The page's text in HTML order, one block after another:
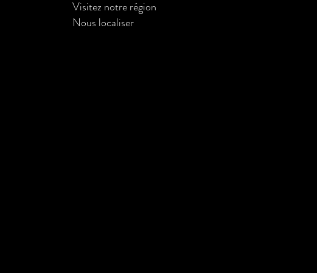
Visitez notre région
Nous localiser